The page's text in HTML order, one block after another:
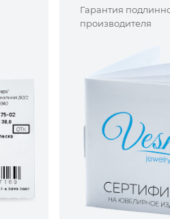
Гарантия
производителя